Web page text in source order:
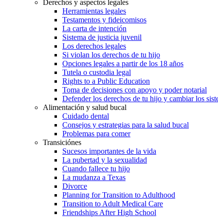
Derechos y aspectos legales
Herramientas legales
Testamentos y fideicomisos
La carta de intención
Sistema de justicia juvenil
Los derechos legales
Si violan los derechos de tu hijo
Opciones legales a partir de los 18 años
Tutela o custodia legal
Rights to a Public Education
Toma de decisiones con apoyo y poder notarial
Defender los derechos de tu hijo y cambiar los
Alimentación y salud bucal
Cuidado dental
Consejos y estrategias para la salud bucal
Problemas para comer
Transiciónes
Sucesos importantes de la vida
La pubertad y la sexualidad
Cuando fallece tu hijo
La mudanza a Texas
Divorce
Planning for Transition to Adulthood
Transition to Adult Medical Care
Friendships After High School